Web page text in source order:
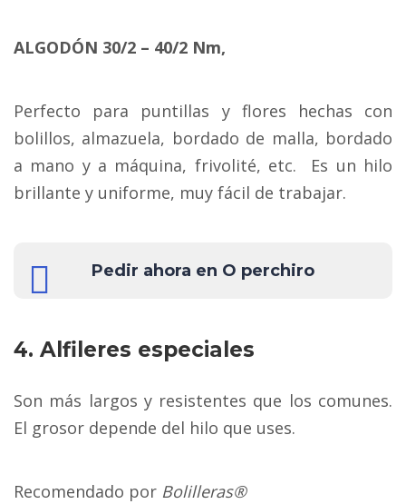
ALGODÓN 30/2 – 40/2 Nm,
Perfecto para puntillas y flores hechas con
bolillos, almazuela, bordado de malla, bordado
a mano y a máquina, frivolité, etc. Es un hilo
brillante y uniforme, muy fácil de trabajar.
Pedir ahora en O perchiro
4. Alfileres especiales
Son más largos y resistentes que los comunes.
El grosor depende del hilo que uses.
Recomendado por Bolilleras®